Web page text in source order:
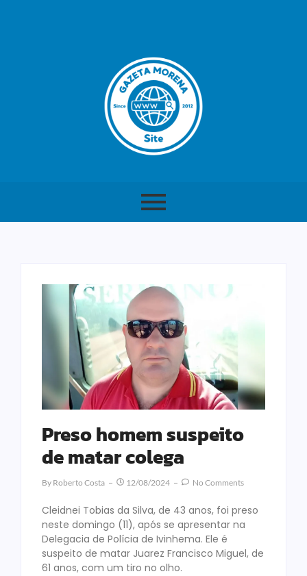
Preso homem suspeito
de matar colega
By Roberto Costa 12/08/2024 No Comments
Cleidnei Tobias da Silva, de 43 anos, foi preso
neste domingo (11), após se apresentar na
Delegacia de Polícia de Ivinhema. Ele é
suspeito de matar Juarez Francisco Miguel, de
61 anos, com um tiro no olho.